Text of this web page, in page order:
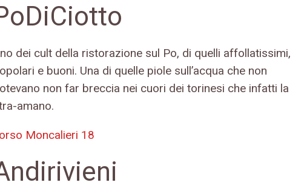
dei cult della ristorazione sul Po, di quelli affollatissimi,
e buoni. Una di quelle piole sull’acqua che non
non far breccia nei cuori dei torinesi che infatti la
amano.
Moncalieri 18